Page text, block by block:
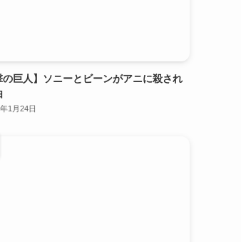
の巨人】ソニーとビーンがアニに殺され
1月24日